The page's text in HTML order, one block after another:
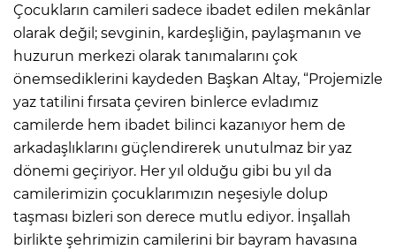
Çocukların camileri sadece ibadet edilen mekânlar
olarak değil; sevginin, kardeşliğin, paylaşmanın ve
huzurun merkezi olarak tanımalarını çok
önemsediklerini kaydeden Başkan Altay, “Projemizle
yaz tatilini fırsata çeviren binlerce evladımız
camilerde hem ibadet bilinci kazanıyor hem de
arkadaşlıklarını güçlendirerek unutulmaz bir yaz
dönemi geçiriyor. Her yıl olduğu gibi bu yıl da
camilerimizin çocuklarımızın neşesiyle dolup
taşması bizleri son derece mutlu ediyor. İnşallah
birlikte şehrimizin camilerini bir bayram havasına